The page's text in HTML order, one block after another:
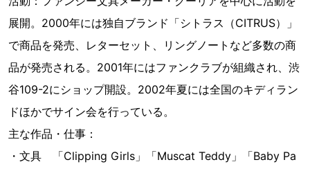
展開。2000年には独自ブランド「シトラス（CITRUS）」
で商品を発売、レターセット、リングノートなど多数の商
品が発売される。2001年にはファンクラブが組織され、渋
谷109-2にショップ開設。2002年夏には全国のキディラン
ドほかでサイン会を行っている。
主な作品・仕事：
・文具 「Clipping Girls」「Muscat Teddy」「Baby Pa